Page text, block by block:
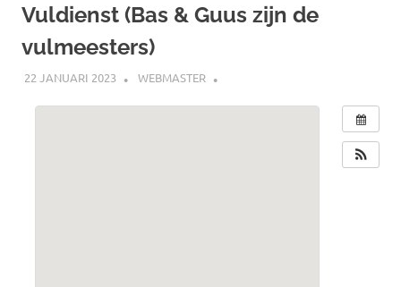
inhoud
Vuldienst (Bas & Guus zijn de
vulmeesters)
22 JANUARI 2023 WEBMASTER